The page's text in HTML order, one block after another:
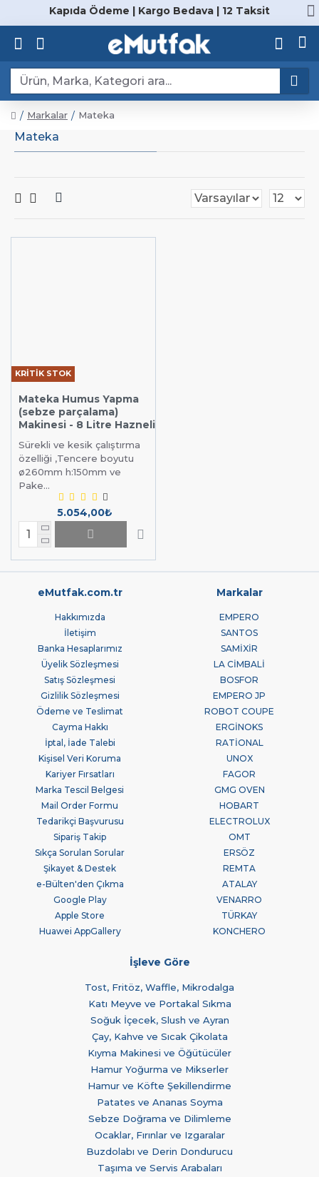
Kapıda Ödeme | Kargo Bedava | 12 Taksit
Markalar Mateka
Mateka
KRİTİK STOK
Mateka Humus Yapma
(sebze parçalama)
Makinesi - 8 Litre Hazneli
Sürekli ve kesik çalıştırma
özelliği ,Tencere boyutu
ø260mm h:150mm ve
Pake...
5.054,00₺
eMutfak.com.tr
Hakkımızda
İletişim
Banka Hesaplarımız
Üyelik Sözleşmesi
Satış Sözleşmesi
Gizlilik Sözleşmesi
Ödeme ve Teslimat
Cayma Hakkı
İptal, İade Talebi
Kişisel Veri Koruma
Kariyer Fırsatları
Marka Tescil Belgesi
Mail Order Formu
Tedarikçi Başvurusu
Sipariş Takip
Sıkça Sorulan Sorular
Şikayet & Destek
e-Bülten'den Çıkma
Google Play
Apple Store
Huawei AppGallery
Markalar
EMPERO
SANTOS
SAMİXİR
LA CİMBALİ
BOSFOR
EMPERO JP
ROBOT COUPE
ERGİNOKS
RATİONAL
UNOX
FAGOR
GMG OVEN
HOBART
ELECTROLUX
OMT
ERSÖZ
REMTA
ATALAY
VENARRO
TÜRKAY
KONCHERO
İşleve Göre
Tost, Fritöz, Waffle, Mikrodalga
Katı Meyve ve Portakal Sıkma
Soğuk İçecek, Slush ve Ayran
Çay, Kahve ve Sıcak Çikolata
Kıyma Makinesi ve Öğütücüler
Hamur Yoğurma ve Mikserler
Hamur ve Köfte Şekillendirme
Patates ve Ananas Soyma
Sebze Doğrama ve Dilimleme
Ocaklar, Fırınlar ve Izgaralar
Buzdolabı ve Derin Dondurucu
Taşıma ve Servis Arabaları